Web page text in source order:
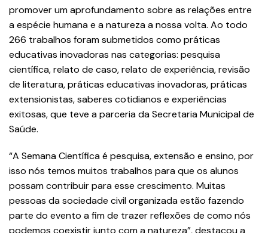
promover um aprofundamento sobre as relações entre
a espécie humana e a natureza a nossa volta. Ao todo
266 trabalhos foram submetidos como práticas
educativas inovadoras nas categorias: pesquisa
científica, relato de caso, relato de experiência, revisão
de literatura, práticas educativas inovadoras, práticas
extensionistas, saberes cotidianos e experiências
exitosas, que teve a parceria da Secretaria Municipal de
Saúde.
“A Semana Científica é pesquisa, extensão e ensino, por
isso nós temos muitos trabalhos para que os alunos
possam contribuir para esse crescimento. Muitas
pessoas da sociedade civil organizada estão fazendo
parte do evento a fim de trazer reflexões de como nós